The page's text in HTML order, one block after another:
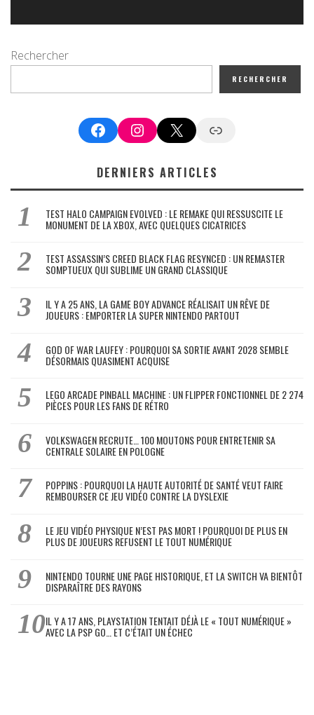
Rechercher
RECHERCHER
FacebookInstagram
X Google News
DERNIERS ARTICLES
TEST HALO CAMPAIGN EVOLVED : LE REMAKE QUI RESSUSCITE LE
MONUMENT DE LA XBOX, AVEC QUELQUES CICATRICES
TEST ASSASSIN’S CREED BLACK FLAG RESYNCED : UN REMASTER
SOMPTUEUX QUI SUBLIME UN GRAND CLASSIQUE
IL Y A 25 ANS, LA GAME BOY ADVANCE RÉALISAIT UN RÊVE DE
JOUEURS : EMPORTER LA SUPER NINTENDO PARTOUT
GOD OF WAR LAUFEY : POURQUOI SA SORTIE AVANT 2028 SEMBLE
DÉSORMAIS QUASIMENT ACQUISE
LEGO ARCADE PINBALL MACHINE : UN FLIPPER FONCTIONNEL DE 2 274
PIÈCES POUR LES FANS DE RÉTRO
VOLKSWAGEN RECRUTE… 100 MOUTONS POUR ENTRETENIR SA
CENTRALE SOLAIRE EN POLOGNE
POPPINS : POURQUOI LA HAUTE AUTORITÉ DE SANTÉ VEUT FAIRE
REMBOURSER CE JEU VIDÉO CONTRE LA DYSLEXIE
LE JEU VIDÉO PHYSIQUE N’EST PAS MORT ! POURQUOI DE PLUS EN
PLUS DE JOUEURS REFUSENT LE TOUT NUMÉRIQUE
NINTENDO TOURNE UNE PAGE HISTORIQUE, ET LA SWITCH VA BIENTÔT
DISPARAÎTRE DES RAYONS
IL Y A 17 ANS, PLAYSTATION TENTAIT DÉJÀ LE « TOUT NUMÉRIQUE »
AVEC LA PSP GO… ET C’ÉTAIT UN ÉCHEC